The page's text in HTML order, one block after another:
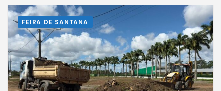
FEIRA DE SANTANA